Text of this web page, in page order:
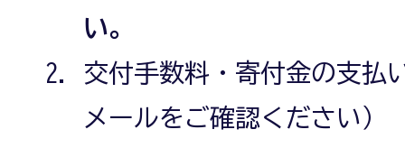
い。
交付手数料・寄付金の支払
メールをご確認ください）